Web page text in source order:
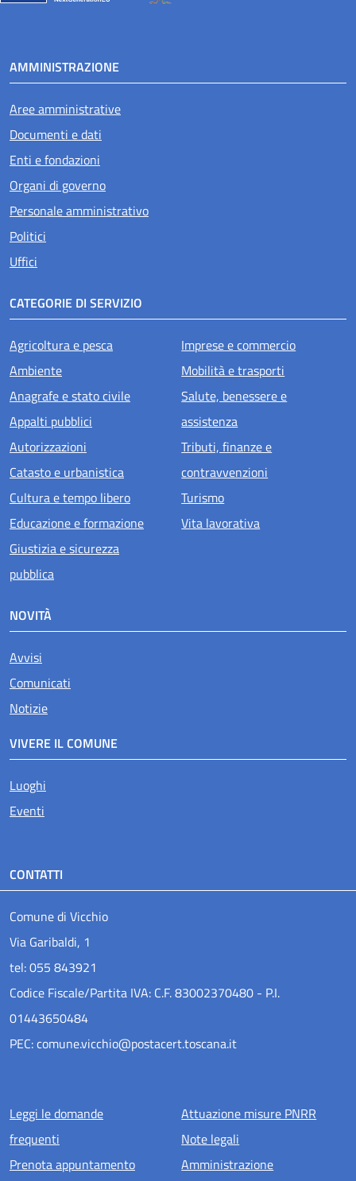
AMMINISTRAZIONE
Aree amministrative
Documenti e dati
Enti e fondazioni
Organi di governo
Personale amministrativo
Politici
Uffici
CATEGORIE DI SERVIZIO
Agricoltura e pesca
Ambiente
Anagrafe e stato civile
Appalti pubblici
Autorizzazioni
Catasto e urbanistica
Cultura e tempo libero
Educazione e formazione
Giustizia e sicurezza
pubblica
Imprese e commercio
Mobilità e trasporti
Salute, benessere e
assistenza
Tributi, finanze e
contravvenzioni
Turismo
Vita lavorativa
NOVITÀ
Avvisi
Comunicati
Notizie
VIVERE IL COMUNE
Luoghi
Eventi
CONTATTI
Comune di Vicchio
Via Garibaldi, 1
tel: 055 843921
Codice Fiscale/Partita IVA: C.F. 83002370480 - P.I.
01443650484
PEC: comune.vicchio@postacert.toscana.it
Menu piè di pagina
Leggi le domande
frequenti
Prenota appuntamento
Attuazione misure PNRR
Note legali
Amministrazione